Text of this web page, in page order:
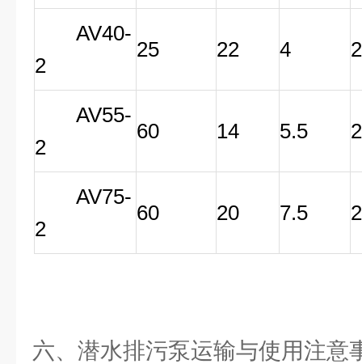
AV40-
2
25 22 4
AV55-
2
60 14 5.5
AV75-
2
60 20 7.5
六、潜水排污泵运输与使用注意